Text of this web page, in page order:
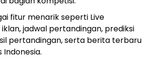
fitur menarik seperti Live
jadwal pertandingan, prediksi
pertandingan, serta berita terbaru
Indonesia.